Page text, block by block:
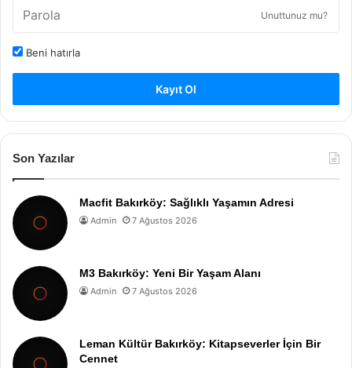
Unuttunuz mu?
Beni hatırla
Kayıt Ol
Son Yazılar
Macfit Bakırköy: Sağlıklı Yaşamın Adresi
Admin 7 Ağustos 2026
M3 Bakırköy: Yeni Bir Yaşam Alanı
Admin 7 Ağustos 2026
Leman Kültür Bakırköy: Kitapseverler İçin Bir
Cennet